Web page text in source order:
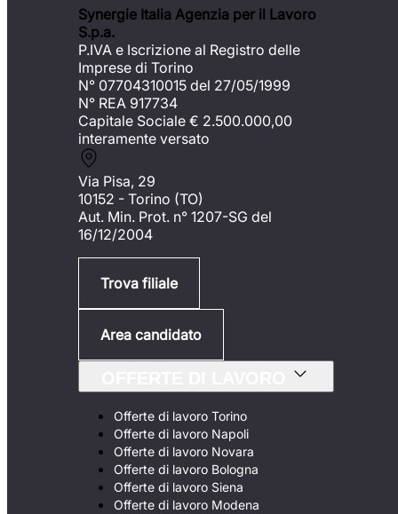
Synergie Italia Agenzia per il Lavoro
S.p.a.
P.IVA e Iscrizione al Registro delle
Imprese di Torino
N° 07704310015 del 27/05/1999
N° REA 917734
Capitale Sociale € 2.500.000,00
interamente versato
Via Pisa, 29
10152 - Torino (TO)
Aut. Min. Prot. n° 1207-SG del
16/12/2004
Trova filiale
Area candidato
Offerte di lavoro Torino
Offerte di lavoro Napoli
Offerte di lavoro Novara
Offerte di lavoro Bologna
Offerte di lavoro Siena
Offerte di lavoro Modena